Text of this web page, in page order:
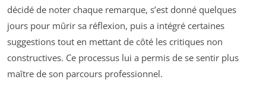
décidé de noter chaque remarque, s’est donné quelques
jours pour mûrir sa réflexion, puis a intégré certaines
suggestions tout en mettant de côté les critiques non
constructives. Ce processus lui a permis de se sentir plus
maître de son parcours professionnel.